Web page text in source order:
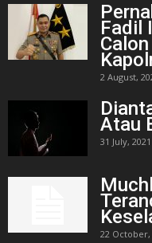
Fadil
2 August,
Atau
31 July, 2021
22 October,